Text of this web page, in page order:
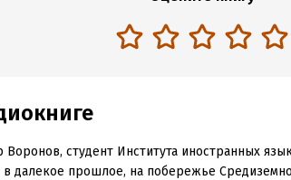
Воронов, студент Института иностранных
в далекое прошлое, на побережье